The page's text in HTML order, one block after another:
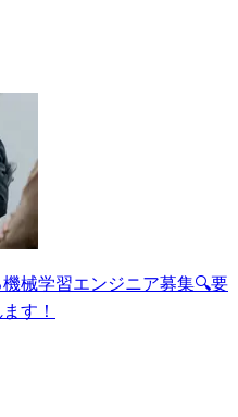
械学習エンジニア募集🔍要
す！